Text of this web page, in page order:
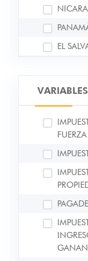
EL
VARIABLES